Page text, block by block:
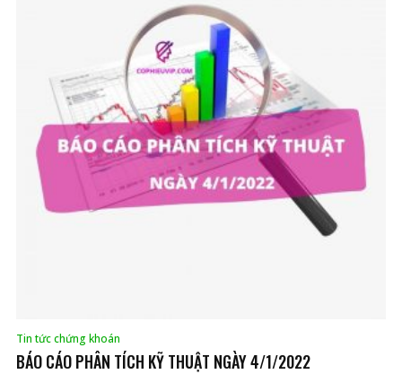
Tin tức chứng khoán
BÁO CÁO PHÂN TÍCH KỸ THUẬT NGÀY 4/1/2022